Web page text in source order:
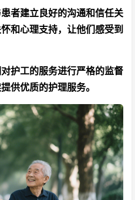
者建立良好的沟通和信任关
和心理支持，让他们感受到
护工的服务进行严格的监督
供优质的护理服务。